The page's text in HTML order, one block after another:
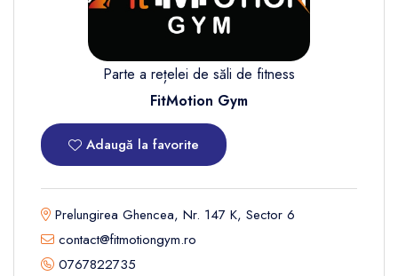
Parte a rețelei de săli de fitness
FitMotion Gym
Adaugă la favorite
Prelungirea Ghencea, Nr. 147 K, Sector 6
contact@fitmotiongym.ro
0767822735